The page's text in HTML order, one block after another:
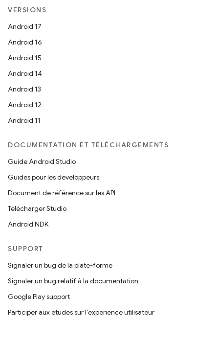
VERSIONS
Android 17
Android 16
Android 15
Android 14
Android 13
Android 12
Android 11
DOCUMENTATION ET TÉLÉCHARGEMENTS
Guide Android Studio
Guides pour les développeurs
Document de référence sur les API
Télécharger Studio
Android NDK
SUPPORT
Signaler un bug de la plate-forme
Signaler un bug relatif à la documentation
Google Play support
Participer aux études sur l'expérience utilisateur